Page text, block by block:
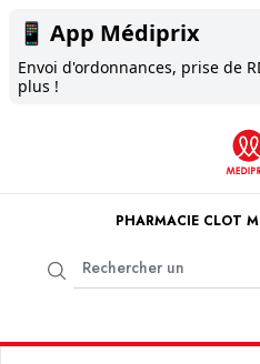
📱 App Médiprix
Envoi d'ordonnances, prise de
plus !
PHARMACIE CLOT